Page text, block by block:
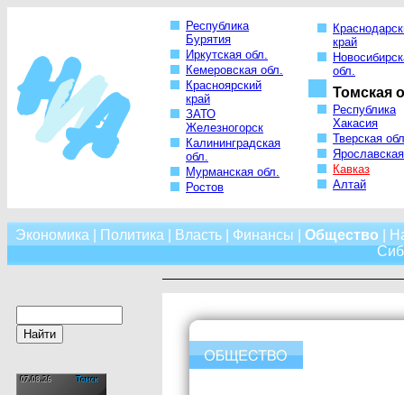
Республика
Бурятия
Иркутская обл.
Кемеровская обл.
Красноярский
край
ЗАТО
Железногорск
Калининградская
обл.
Мурманская обл.
Ростов
край
обл.
Томская
Республика
Хакасия
Тверская
Кавказ
Алтай
Экономика Политика Власть| Финансы Общество